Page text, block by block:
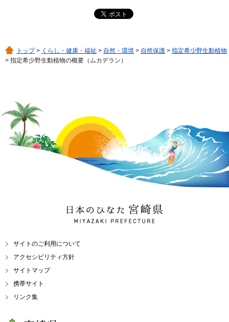
トップ> くらし・健康・福祉 > 自然・環境 > 自然保護 > 指定希少野生動植物
> 指定希少野生動植物の概要（ムカデラン）
日本のひなた 宮崎県
MIYAZAKI PREFECTURE
サイトのご利用について
アクセシビリティ方針
サイトマップ
携帯サイト
リンク集